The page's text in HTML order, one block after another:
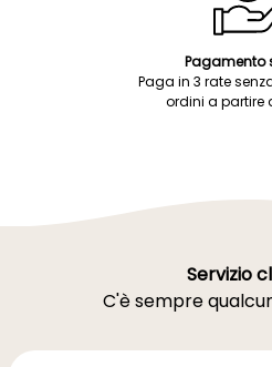
Pagamento
Paga in 3 rate
ordini a partire
Servizio
C'è sempre